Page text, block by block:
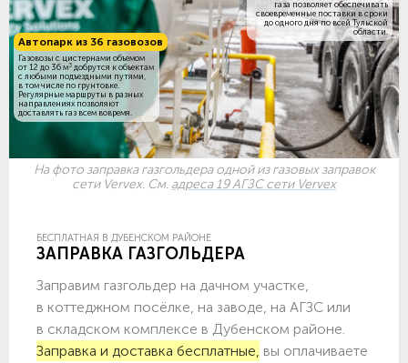
газа позволяет обеспечивать
своевременные поставки в сроки
до одного дня по всей Тульской
области.
Автопарк из 36 газовозов
Газовозы с цистернами объемом
от 12 до 36 м3 добрутся к объектам
c любыми подъездными путями,
в том числе по грунтовке.
Регулярные маршруты в разных
направлениях позволяют
доставлять газ всем вовремя.
На фото заправка газгольдера одной из газовых заправок
сети Vervex. См. адреса 19 АГЗС сети Vervex
БЕСПЛАТНАЯ В ДУБЕНСКОМ РАЙОНЕ
ЗАПРАВКА ГАЗГОЛЬДЕРА
Заправим газгольдер на дачном участке,
в коттеджном посёлке, на заводе, на АГЗС или
в складском комплексе в Дубенском районе.
Заправка и доставка бесплатные, вы оплачиваете